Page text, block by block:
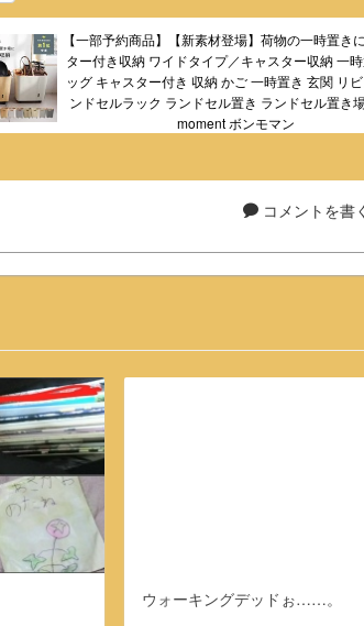
【一部予約商品】【新素材登場】荷物の一時置き
ター付き収納 ワイドタイプ／キャスター収納 一
ッグ キャスター付き 収納 かご 一時置き 玄関 リ
ンドセルラック ランドセル置き ランドセル置き
moment ボンモマン
コメントを書
ウォーキングデッドぉ……。